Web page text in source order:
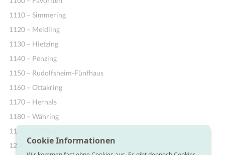
1110 – Simmering
1120 – Meidling
1130 – Hietzing
1140 – Penzing
1150 – Rudolfsheim-Fünfhaus
1160 – Ottakring
1170 – Hernals
1180 – Währing
1190 – Döbling
1200 – Brigittenau
Cookie Informationen